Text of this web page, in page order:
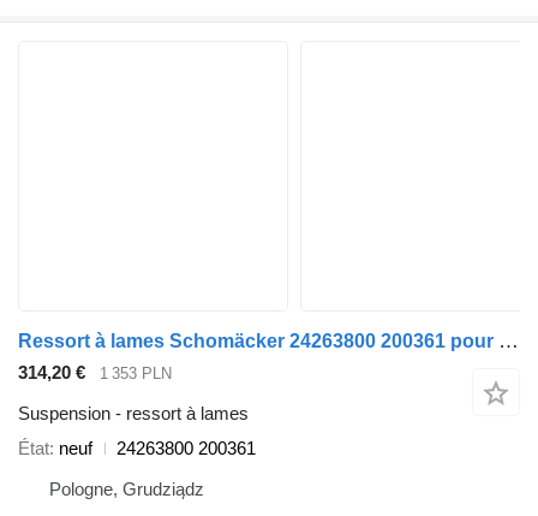
Ressort à lames Schomäcker 24263800 200361 pour remorque
314,20 € 1 353 PLN
Suspension - ressort à lames
État neuf
24263800 200361
Pologne, Grudziądz